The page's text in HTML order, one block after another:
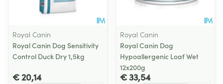
Royal Canin
Royal Canin Dog Sensitivity
Control Duck Dry 1,5kg
€ 20,14
Royal Canin
Royal Canin Dog
Hypoallergenic Loaf Wet
12x200g
€ 33,54